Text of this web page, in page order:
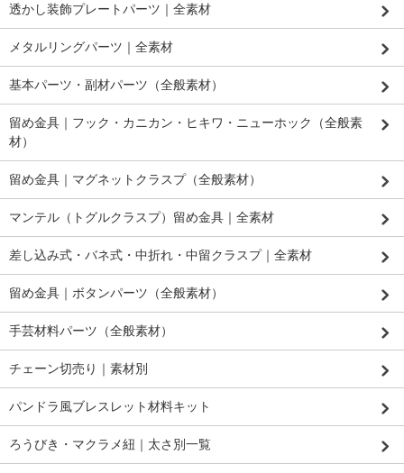
透かし装飾プレートパーツ｜全素材
メタルリングパーツ｜全素材
基本パーツ・副材パーツ（全般素材）
留め金具｜フック・カニカン・ヒキワ・ニューホック（全般素
材）
留め金具｜マグネットクラスプ（全般素材）
マンテル（トグルクラスプ）留め金具｜全素材
差し込み式・バネ式・中折れ・中留クラスプ｜全素材
留め金具｜ボタンパーツ（全般素材）
手芸材料パーツ（全般素材）
チェーン切売り｜素材別
パンドラ風ブレスレット材料キット
ろうびき・マクラメ紐｜太さ別一覧